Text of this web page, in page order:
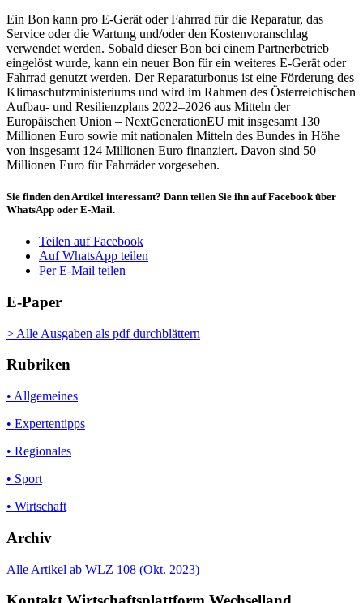
Ein Bon kann pro E-Gerät oder Fahrrad für die Reparatur, das
Service oder die Wartung und/oder den Kostenvoranschlag
verwendet werden. Sobald dieser Bon bei einem Partnerbetrieb
eingelöst wurde, kann ein neuer Bon für ein weiteres E-Gerät oder
Fahrrad genutzt werden. Der Reparaturbonus ist eine Förderung des
Klimaschutzministeriums und wird im Rahmen des Österreichischen
Aufbau- und Resilienzplans 2022–2026 aus Mitteln der
Europäischen Union – NextGenerationEU mit insgesamt 130
Millionen Euro sowie mit nationalen Mitteln des Bundes in Höhe
von insgesamt 124 Millionen Euro finanziert. Davon sind 50
Millionen Euro für Fahrräder vorgesehen.
Sie finden den Artikel interessant? Dann teilen Sie ihn auf Facebook über
WhatsApp oder E-Mail.
Teilen auf Facebook
Auf WhatsApp teilen
Per E-Mail teilen
E-Paper
> Alle Ausgaben als pdf durchblättern
Rubriken
• Allgemeines
• Expertentipps
• Regionales
• Sport
• Wirtschaft
Archiv
Alle Artikel ab WLZ 108 (Okt. 2023)